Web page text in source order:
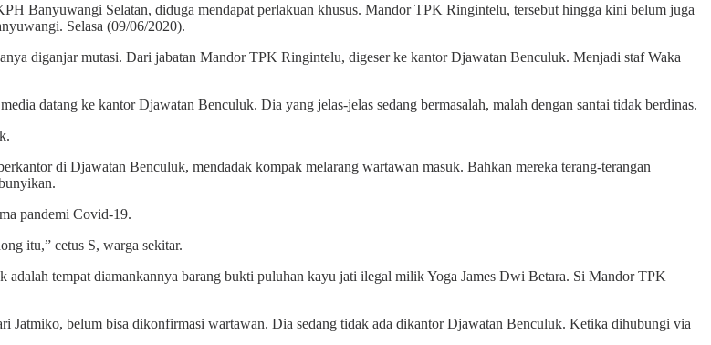
Banyuwangi Selatan, diduga mendapat perlakuan khusus. Mandor TPK Ringintelu, tersebut hingga kini belum juga
Selasa (09/06/2020).
diganjar mutasi. Dari jabatan Mandor TPK Ringintelu, digeser ke kantor Djawatan Benculuk. Menjadi staf Waka
datang ke kantor Djawatan Benculuk. Dia yang jelas-jelas sedang bermasalah, malah dengan santai tidak berdinas.
di Djawatan Benculuk, mendadak kompak melarang wartawan masuk. Bahkan mereka terang-terangan
pandemi Covid-19.
itu,” cetus S, warga sekitar.
tempat diamankannya barang bukti puluhan kayu jati ilegal milik Yoga James Dwi Betara. Si Mandor TPK
belum bisa dikonfirmasi wartawan. Dia sedang tidak ada dikantor Djawatan Benculuk. Ketika dihubungi via